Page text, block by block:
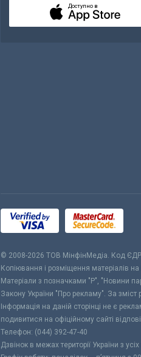
Доступно в
© 2008-2026 ТОВ МiнфiнМедiа. Код
Копіювання і розміщення матеріалів
Матеріали з позначками "Р", "Новини
Закону України "Про рекламу". За
Інформація на даній сторінці не є
подивитися на офіційному сайті
Телефон: (044) 392-47-40
Дзвінок в межах території України з